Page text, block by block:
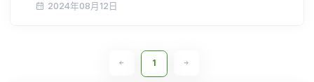
2024年08月12日
1